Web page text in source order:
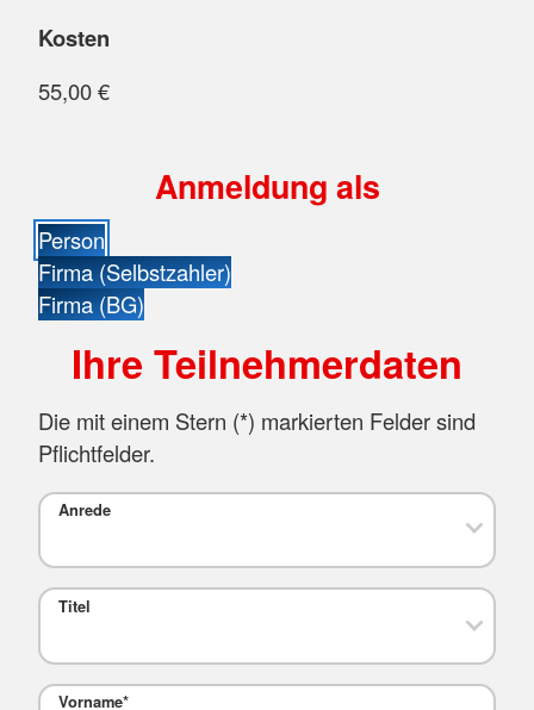
Kosten
55,00 €
Anmeldung als
Person
Firma (Selbstzahler)
Firma (BG)
Ihre Teilnehmerdaten
Die mit einem Stern (*) markierten Felder sind
Pflichtfelder.
Anrede
Titel
Vorname*